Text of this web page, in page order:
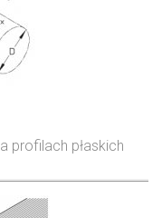
profilach płaskich